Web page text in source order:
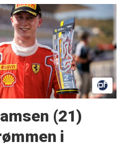
(21)
i